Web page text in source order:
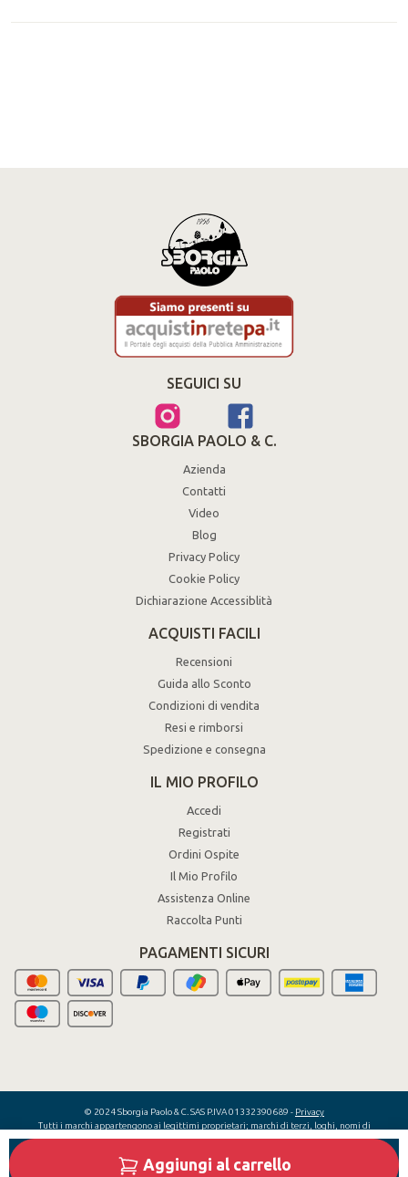
Aggiungi al carrello
SEGUICI SU
SBORGIA PAOLO & C.
Azienda
Contatti
Video
Blog
Privacy Policy
Cookie Policy
Dichiarazione Accessiblità
ACQUISTI FACILI
Recensioni
Guida allo Sconto
Condizioni di vendita
Resi e rimborsi
Spedizione e consegna
IL MIO PROFILO
Accedi
Registrati
Ordini Ospite
Il Mio Profilo
Assistenza Online
Raccolta Punti
PAGAMENTI SICURI
© 2024 Sborgia Paolo & C. SAS P.IVA 01332390689 - Privacy
Tutti i marchi appartengono ai legittimi proprietari; marchi di terzi, loghi, nomi di
prodotti, nomi commerciali, nomi corporativi e di società citati sono marchi di
utilizzati a puro scopo esplicativo, senza alcun fine di violazione dei diritti di